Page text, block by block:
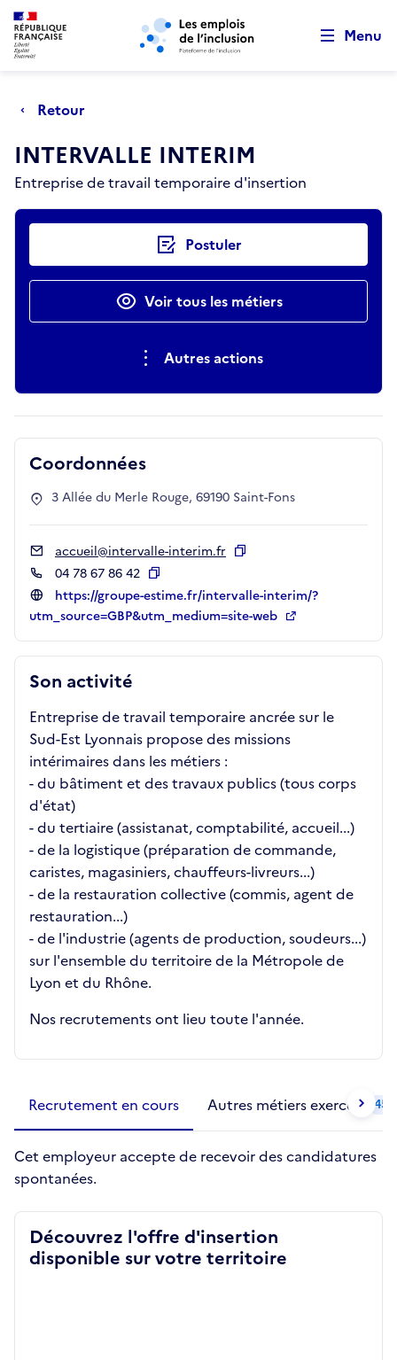
Aller au menu principal Aller au contenu principal
Menu
Retour
INTERVALLE INTERIM
Entreprise de travail temporaire d'insertion
Actions rapides Postuler
Voir tous les métiers
Autres actions
Son activité
Entreprise de travail temporaire ancrée sur le
Sud-Est Lyonnais propose des missions
intérimaires dans les métiers :
- du bâtiment et des travaux publics (tous corps
d'état)
- du tertiaire (assistanat, comptabilité, accueil...)
- de la logistique (préparation de commande,
caristes, magasiniers, chauffeurs-livreurs...)
- de la restauration collective (commis, agent de
restauration...)
- de l'industrie (agents de production, soudeurs...)
sur l'ensemble du territoire de la Métropole de
Lyon et du Rhône.
Nos recrutements ont lieu toute l'année.
Coordonnées
3 Allée du Merle Rouge, 69190 Saint-Fons
accueil@intervalle-interim.fr
04 78 67 86 42
Copier
https://groupe-estime.fr/intervalle-interim/?
utm_source=GBP&utm_medium=site-web
Recrutement en cours Autres métiers exercés 45
Cet employeur accepte de recevoir des candidatures
spontanées.
Découvrez l'offre d'insertion
disponible sur votre territoire
Retour au début de la page
Panneau de gestion des cookies